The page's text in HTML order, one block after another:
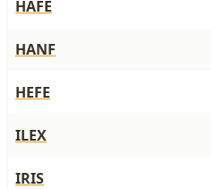
HAFE
HANF
HEFE
ILEX
IRIS